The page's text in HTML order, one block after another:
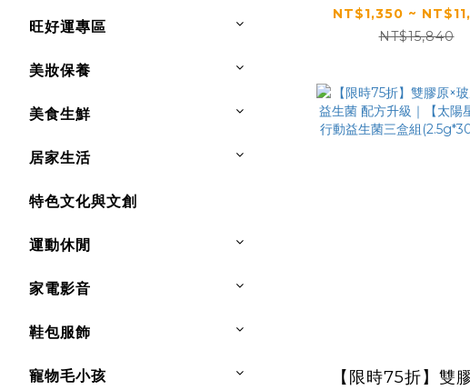
旺好運專區
美妝保養
美食生鮮
居家生活
特色文化與文創
運動休閒
家電影音
鞋包服飾
寵物毛小孩
證｜【太陽星】
菲爾益生菌
NT$1,350 ~
NT$15,840
【限時75折】雙